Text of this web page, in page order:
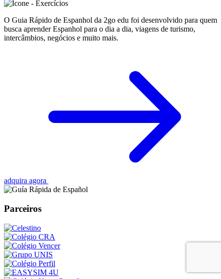
O Guia Rápido de Espanhol da 2go edu foi desenvolvido para quem
busca aprender Espanhol para o dia a dia, viagens de turismo,
intercâmbios, negócios e muito mais.
adquira agora
Parceiros